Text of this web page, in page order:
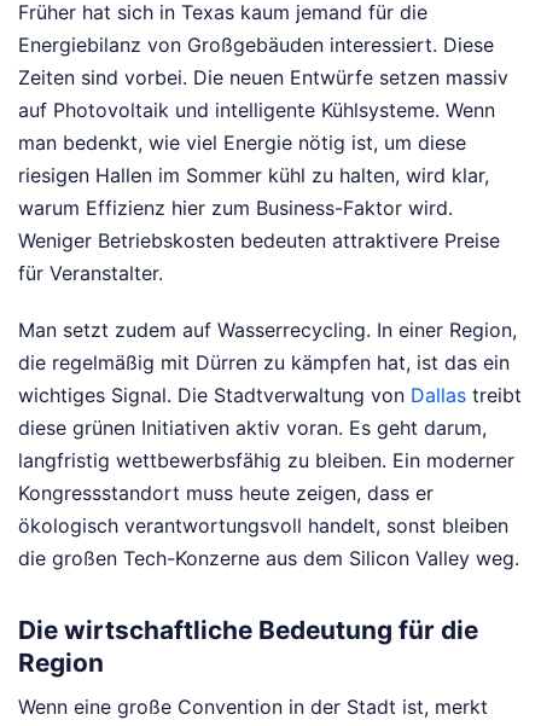
Früher hat sich in Texas kaum jemand für die
Energiebilanz von Großgebäuden interessiert. Diese
Zeiten sind vorbei. Die neuen Entwürfe setzen massiv
auf Photovoltaik und intelligente Kühlsysteme. Wenn
man bedenkt, wie viel Energie nötig ist, um diese
riesigen Hallen im Sommer kühl zu halten, wird klar,
warum Effizienz hier zum Business-Faktor wird.
Weniger Betriebskosten bedeuten attraktivere Preise
für Veranstalter.
Man setzt zudem auf Wasserrecycling. In einer Region,
die regelmäßig mit Dürren zu kämpfen hat, ist das ein
wichtiges Signal. Die Stadtverwaltung von Dallas treibt
diese grünen Initiativen aktiv voran. Es geht darum,
langfristig wettbewerbsfähig zu bleiben. Ein moderner
Kongressstandort muss heute zeigen, dass er
ökologisch verantwortungsvoll handelt, sonst bleiben
die großen Tech-Konzerne aus dem Silicon Valley weg.
Die wirtschaftliche Bedeutung für die
Region
Wenn eine große Convention in der Stadt ist, merkt